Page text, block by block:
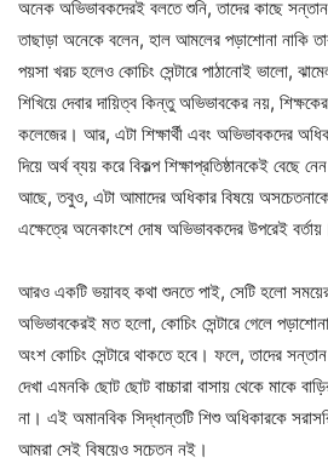
অনেক অভিভাবকদেরই বলতে শুনি, তাদের কাছে
তাছাড়া অনেকে বলেন, হাল আমলের পড়াশোনা নাকি
পয়সা খরচ হলেও কোচিং সেন্টারে পাঠানোই ভালো,
শিখিয়ে দেবার দায়িত্ব কিন্তু অভিভাবকের নয়,
কলেজের। আর, এটা শিক্ষার্থী এবং অভিভাবকদের
দিয়ে অর্থ ব্যয় করে বিকল্প শিক্ষাপ্রতিষ্ঠানকেই
আছে, তবুও, এটা আমাদের অধিকার বিষয়ে
এক্ষেত্রে অনেকাংশে দোষ অভিভাবকদের উপরেই
আরও একটি ভয়াবহ কথা শুনতে পাই, সেটি হলো
অভিভাবকেরই মত হলো, কোচিং সেন্টারে গেলে
অংশ কোচিং সেন্টারে থাকতে হবে। ফলে, তাদের
দেখা এমনকি ছোট ছোট বাচ্চারা বাসায় থেকে মাকে
না। এই অমানবিক সিদ্ধান্তটি শিশু অধিকারকে
আমরা সেই বিষয়েও সচেতন নই।